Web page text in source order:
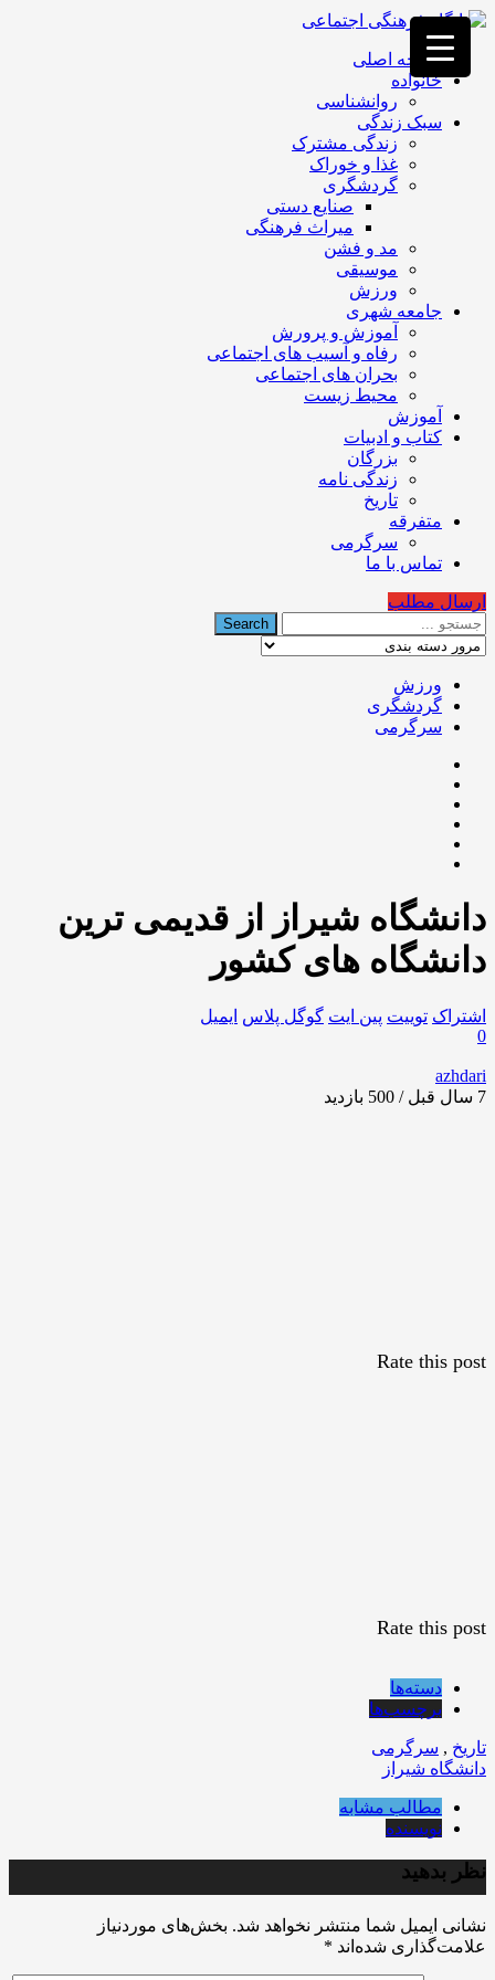
فصد
خون
غرب
تهران
خشکشویی
تصفیه
تهران
صفحه اصلی
خانواده
روانشناسی
سبک زندگی
زندگی مشترک
غذا و خوراک
گردشگری
صنایع دستی
میراث فرهنگی
مد و فشن
موسیقی
ورزش
جامعه شهری
آموزش و پرورش
رفاه و آسیب های اجتماعی
بحران های اجتماعی
محیط زیست
آموزش
کتاب و ادبیات
بزرگان
زندگی نامه
تاریخ
متفرقه
سرگرمی
تماس با ما
ارسال مطلب
ورزش
گردشگری
سرگرمی
دانشگاه شیراز از قدیمى ترین
دانشگاه هاى کشور
اشتراک توییت پین ایت گوگل‌ پلاس ایمیل
0
azhdari
7 سال قبل / 500
بازدید
Rate this post
Rate this post
دسته‌ها
برچسب‌ها
تاریخ , سرگرمی
دانشگاه شیراز
مطالب مشابه
نویسنده
نظر بدهید
نشانی ایمیل شما منتشر نخواهد شد. بخش‌های موردنیاز
علامت‌گذاری شده‌اند *